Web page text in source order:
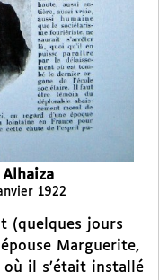
1922
(quelques jours
Marguerite,
il s’était installé